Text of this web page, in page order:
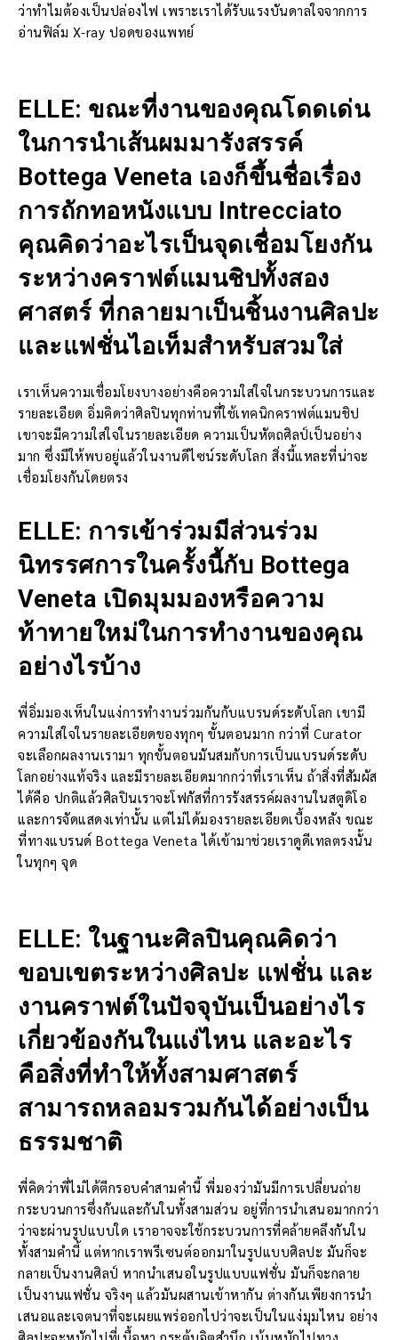
ว่าทำไมต้องเป็นปล่องไฟ เพราะเราได้รับแรงบันดาลใจจากการ
อ่านฟิล์ม X-ray ปอดของแพทย์
ELLE: ขณะที่งานของคุณโดดเด่น
ในการนำเส้นผมมารังสรรค์
Bottega Veneta เองก็ขึ้นชื่อเรื่อง
การถักทอหนังแบบ Intrecciato
คุณคิดว่าอะไรเป็นจุดเชื่อมโยงกัน
ระหว่างคราฟต์แมนชิปทั้งสอง
ศาสตร์ ที่กลายมาเป็นชิ้นงานศิลปะ
และแฟชั่นไอเท็มสำหรับสวมใส่
เราเห็นความเชื่อมโยงบางอย่างคือความใส่ใจในกระบวนการและ
รายละเอียด อิ่มคิดว่าศิลปินทุกท่านที่ใช้เทคนิกคราฟต์แมนชิป
เขาจะมีความใส่ใจในรายละเอียด ความเป็นหัตถศิลป์เป็นอย่าง
มาก ซึ่งมีให้พบอยู่แล้วในงานดีไซน์ระดับโลก สิ่งนี้แหละที่น่าจะ
เชื่อมโยงกันโดยตรง
ELLE: การเข้าร่วมมีส่วนร่วม
นิทรรศการในครั้งนี้กับ Bottega
Veneta เปิดมุมมองหรือความ
ท้าทายใหม่ในการทำงานของคุณ
อย่างไรบ้าง
พี่อิ่มมองเห็นในแง่การทำงานร่วมกันกับแบรนด์ระดับโลก เขามี
ความใส่ใจในรายละเอียดของทุกๆ ขั้นตอนมาก กว่าที่ Curator
จะเลือกผลงานเรามา ทุกขั้นตอนมันสมกับการเป็นแบรนด์ระดับ
โลกอย่างแท้จริง และมีรายละเอียดมากกว่าที่เราเห็น ถ้าสิ่งที่สัมผัส
ได้คือ ปกติแล้วศิลปินเราจะโฟกัสที่การรังสรรค์ผลงานในสตูดิโอ
และการจัดแสดงเท่านั้น แต่ไม่ได้มองรายละเอียดเบื้องหลัง ขณะ
ที่ทางแบรนด์ Bottega Veneta ได้เข้ามาช่วยเราดูดีเทลตรงนั้น
ในทุกๆ จุด
ELLE: ในฐานะศิลปินคุณคิดว่า
ขอบเขตระหว่างศิลปะ แฟชั่น และ
งานคราฟต์ในปัจจุบันเป็นอย่างไร
เกี่ยวข้องกันในแง่ไหน และอะไร
คือสิ่งที่ทำให้ทั้งสามศาสตร์
สามารถหลอมรวมกันได้อย่างเป็น
ธรรมชาติ
พี่คิดว่าพี่ไม่ได้ตีกรอบคำสามคำนี้ พี่มองว่ามันมีการเปลี่ยนถ่าย
กระบวนการซึ่งกันและกันในทั้งสามส่วน อยู่ที่การนำเสนอมากกว่า
ว่าจะผ่านรูปแบบใด เราอาจจะใช้กระบวนการที่คล้ายคลึงกันใน
ทั้งสามคำนี้ แต่หากเราพรีเซนต์ออกมาในรูปแบบศิลปะ มันก็จะ
กลายเป็นงานศิลป์ หากนำเสนอในรูปแบบแฟชั่น มันก็จะกลาย
เป็นงานแฟชั่น จริงๆ แล้วมันผสานเข้าหากัน ต่างกันเพียงการนำ
เสนอและเจตนาที่จะเผยแพร่ออกไปว่าจะเป็นในแง่มุมไหน อย่าง